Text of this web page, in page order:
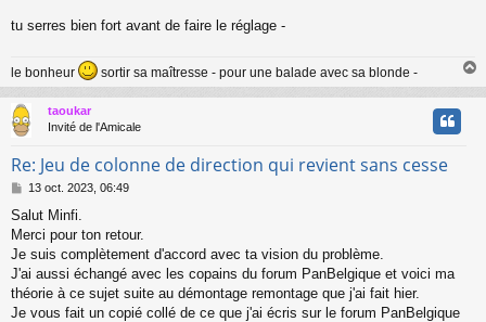
g
tu serres bien fort avant de faire le réglage -
le bonheur sortir sa maîtresse - pour une balade avec sa blonde -
a
u
taoukar
Invité de l'Amicale
Re: Jeu de colonne de direction qui revient sans cesse
M
s
s
a
g
13 oct. 2023, 06:49
Salut Minfi.
Merci pour ton retour.
Je suis complètement d'accord avec ta vision du problème.
J'ai aussi échangé avec les copains du forum PanBelgique et voici ma
théorie à ce sujet suite au démontage remontage que j'ai fait hier.
Je vous fait un copié collé de ce que j'ai écris sur le forum PanBelgique